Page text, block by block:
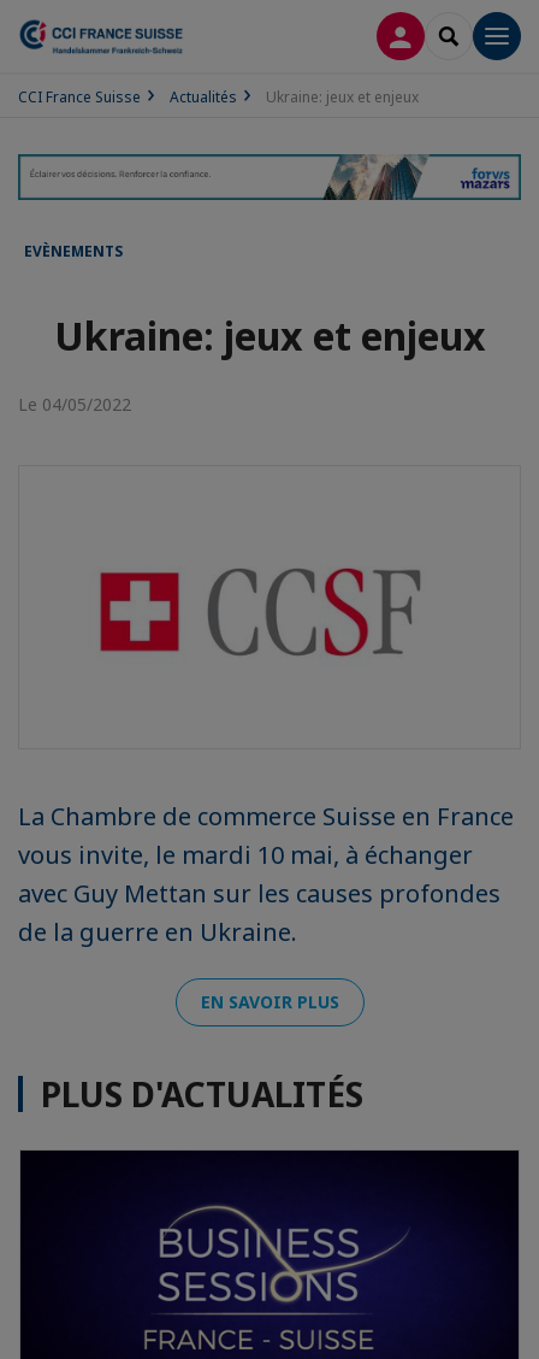
CONNEXION
CCI France Suisse Actualités Ukraine: jeux et enjeux
EVÈNEMENTS
Ukraine: jeux et enjeux
Le 04/05/2022
La Chambre de commerce Suisse en France
vous invite, le mardi 10 mai, à échanger
avec Guy Mettan sur les causes profondes
de la guerre en Ukraine.
EN SAVOIR PLUS
PLUS D'ACTUALITÉS